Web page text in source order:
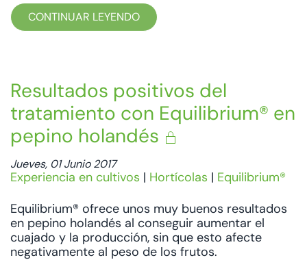
CONTINUAR LEYENDO
Resultados positivos del
tratamiento con Equilibrium® en
pepino holandés
Jueves, 01 Junio 2017
Experiencia en cultivos | Hortícolas | Equilibrium®
Equilibrium® ofrece unos muy buenos resultados
en pepino holandés al conseguir aumentar el
cuajado y la producción, sin que esto afecte
negativamente al peso de los frutos.